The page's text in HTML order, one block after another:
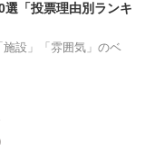
「投票理由別ランキ
施設」「雰囲気」のベ